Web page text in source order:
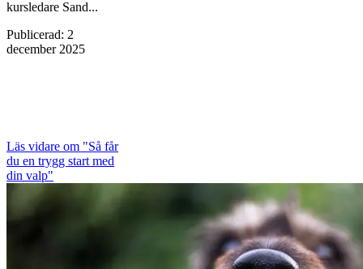
kursledare Sand...
Publicerad: 2
december 2025
Läs vidare om "Så får
du en trygg start med
din valp"